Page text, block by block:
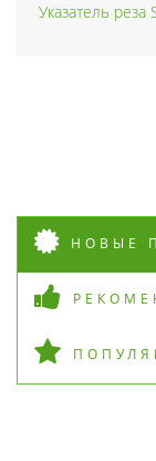
Указатель
НОВЫЕ